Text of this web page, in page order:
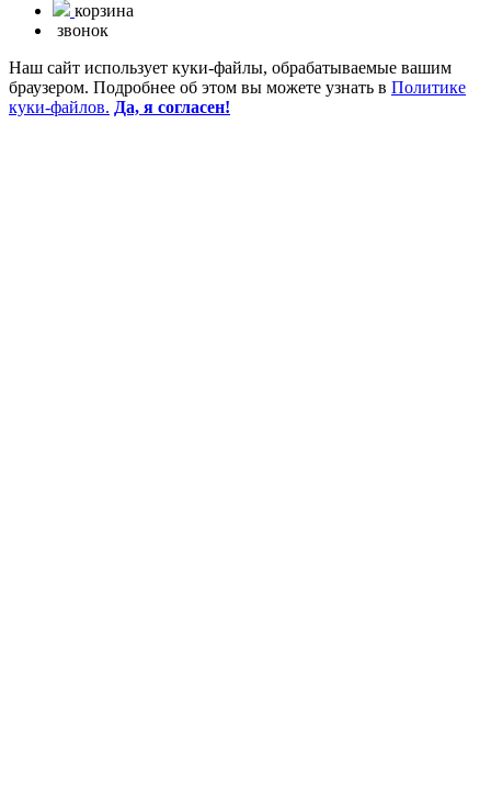
корзина
звонок
Наш сайт использует куки-файлы, обрабатываемые вашим
браузером. Подробнее об этом вы можете узнать в Политике
куки-файлов. Да, я согласен!